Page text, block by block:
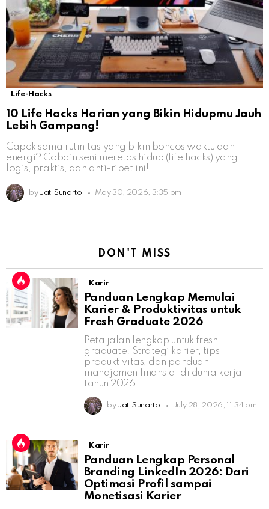
Life-Hacks
10 Life Hacks Harian yang Bikin Hidupmu Jauh
Lebih Gampang!
Capek sama rutinitas yang bikin boncos waktu dan
energi? Cobain seni meretas hidup (life hacks) yang
logis, praktis, dan anti-ribet ini!
by Jati Sunarto May 30, 2026, 3:35 pm
DON'T MISS
Karir
Panduan Lengkap Memulai
Karier & Produktivitas untuk
Fresh Graduate 2026
Peta jalan lengkap untuk fresh
graduate: Strategi karier, tips
produktivitas, dan panduan
manajemen finansial di dunia kerja
tahun 2026.
by Jati Sunarto July 28, 2026, 11:34 pm
Karir
Panduan Lengkap Personal
Branding LinkedIn 2026: Dari
Optimasi Profil sampai
Monetisasi Karier